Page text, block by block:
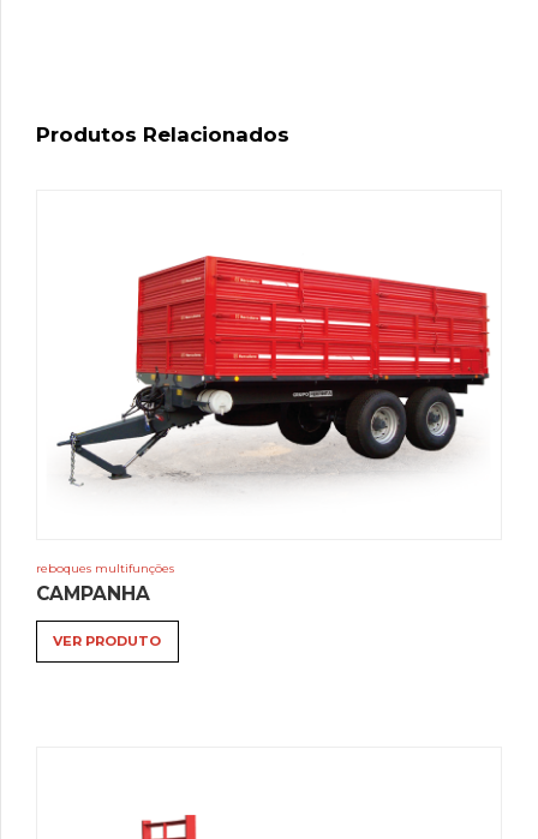
Produtos Relacionados
reboques multifunções
CAMPANHA
VER PRODUTO